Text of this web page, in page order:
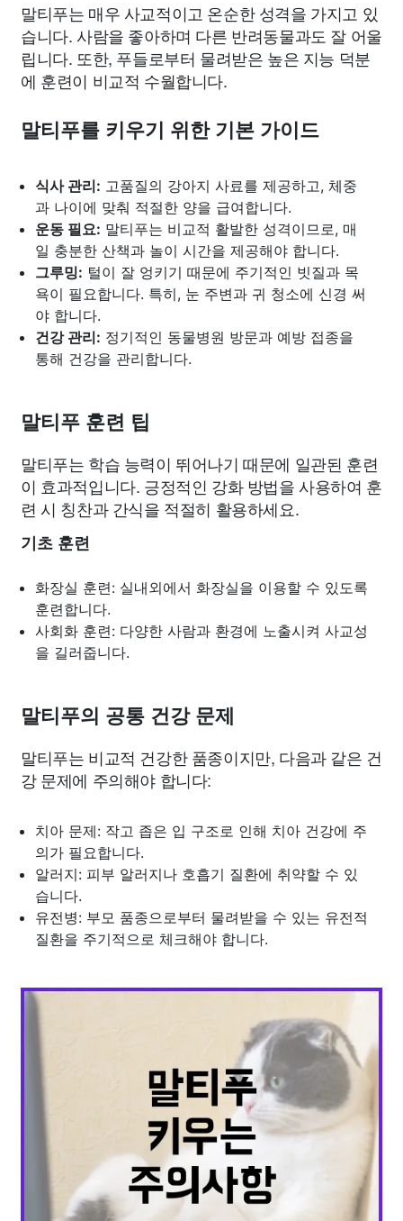
말티푸는 매우 사교적이고 온순한 성격을 가지고 있
습니다. 사람을 좋아하며 다른 반려동물과도 잘 어울
립니다. 또한, 푸들로부터 물려받은 높은 지능 덕분
에 훈련이 비교적 수월합니다.
말티푸를 키우기 위한 기본 가이드
식사 관리: 고품질의 강아지 사료를 제공하고, 체중
과 나이에 맞춰 적절한 양을 급여합니다.
운동 필요: 말티푸는 비교적 활발한 성격이므로, 매
일 충분한 산책과 놀이 시간을 제공해야 합니다.
그루밍: 털이 잘 엉키기 때문에 주기적인 빗질과 목
욕이 필요합니다. 특히, 눈 주변과 귀 청소에 신경 써
야 합니다.
건강 관리: 정기적인 동물병원 방문과 예방 접종을
통해 건강을 관리합니다.
말티푸 훈련 팁
말티푸는 학습 능력이 뛰어나기 때문에 일관된 훈련
이 효과적입니다. 긍정적인 강화 방법을 사용하여 훈
련 시 칭찬과 간식을 적절히 활용하세요.
기초 훈련
화장실 훈련: 실내외에서 화장실을 이용할 수 있도록
훈련합니다.
사회화 훈련: 다양한 사람과 환경에 노출시켜 사교성
을 길러줍니다.
말티푸의 공통 건강 문제
말티푸는 비교적 건강한 품종이지만, 다음과 같은 건
강 문제에 주의해야 합니다:
치아 문제: 작고 좁은 입 구조로 인해 치아 건강에 주
의가 필요합니다.
알러지: 피부 알러지나 호흡기 질환에 취약할 수 있
습니다.
유전병: 부모 품종으로부터 물려받을 수 있는 유전적
질환을 주기적으로 체크해야 합니다.